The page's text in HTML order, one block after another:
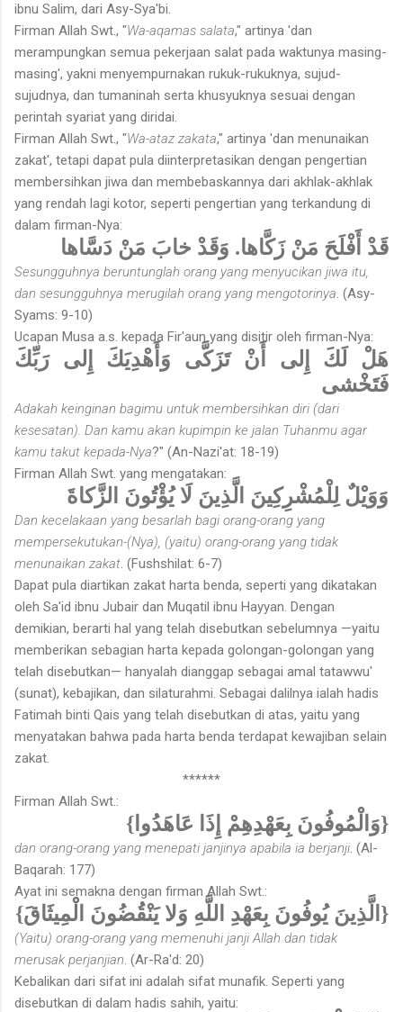
ibnu Salim, dari Asy-Sya'bi.
Firman Allah Swt., "Wa-aqamas salata," artinya 'dan
merampungkan semua pekerjaan salat pada waktunya masing-
masing', yakni menyempurnakan rukuk-rukuknya, sujud-
sujudnya, dan tumaninah serta khusyuknya sesuai dengan
perintah syariat yang diridai.
Firman Allah Swt., "Wa-ataz zakata," artinya 'dan menunaikan
zakat', tetapi dapat pula diinterpretasikan dengan pengertian
membersihkan jiwa dan membebaskannya dari akhlak-akhlak
yang rendah lagi kotor, seperti pengertian yang terkandung di
dalam firman-Nya:
قَدْ أَفْلَحَ مَنْ زَكَّاها. وَقَدْ خابَ مَنْ دَسَّاها
Sesungguhnya beruntunglah orang yang menyucikan jiwa itu,
dan sesungguhnya merugilah orang yang mengotorinya . (Asy-
Syams: 9-10)
Ucapan Musa a.s. kepada Fir'aun yang disitir oleh firman-Nya:
هَلْ لَكَ إِلى أَنْ تَزَكَّى وَأَهْدِيَكَ إِلى رَبِّكَ
فَتَخْشى
Adakah keinginan bagimu untuk membersihkan diri (dari
kesesatan). Dan kamu akan kupimpin ke jalan Tuhanmu agar
kamu takut kepada-Nya?" (An-Nazi'at: 18-19)
Firman Allah Swt. yang mengatakan:
وَوَيْلٌ لِلْمُشْرِكِينَ الَّذِينَ لَا يُؤْتُونَ الزَّكاةَ
Dan kecelakaan yang besarlah bagi orang-orang yang
mempersekutukan-(Nya), (yaitu) orang-orang yang tidak
menunaikan zakat . (Fushshilat: 6-7)
Dapat pula diartikan zakat harta benda, seperti yang dikatakan
oleh Sa'id ibnu Jubair dan Muqatil ibnu Hayyan. Dengan
demikian, berarti hal yang telah disebutkan sebelumnya —yaitu
memberikan sebagian harta kepada golongan-golongan yang
telah disebutkan— hanyalah dianggap sebagai amal tatawwu'
(sunat), kebajikan, dan silaturahmi. Sebagai dalilnya ialah hadis
Fatimah binti Qais yang telah disebutkan di atas, yaitu yang
menyatakan bahwa pada harta benda terdapat kewajiban selain
zakat.
******
Firman Allah Swt.:
{وَالْمُوفُونَ بِعَهْدِهِمْ إِذَا عَاهَدُوا}
dan orang-orang yang menepati janjinya apabila ia berjanji . (Al-
Baqarah: 177)
Ayat ini semakna dengan firman Allah Swt.:
{الَّذِينَ يُوفُونَ بِعَهْدِ اللَّهِ وَلا يَنْقُضُونَ الْمِيثَاقَ}
(Yaitu) orang-orang yang memenuhi janji Allah dan tidak
merusak perjanjian . (Ar-Ra'd: 20)
Kebalikan dari sifat ini adalah sifat munafik. Seperti yang
disebutkan di dalam hadis sahih, yaitu: